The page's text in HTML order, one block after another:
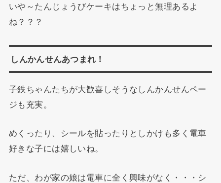
いや～たんじょうびケーキはちょっと無理あるよ
ね？？？
しんかんせんあつまれ！
子鉄ちゃんたちが大歓喜しそうなしんかんせんペー
ジも充実。
めくったり、シールを貼ったりとしかけも多く電車
好きな子には嬉しいね。
ただ、わが家の娘は電車に全く興味がなく・・・シ